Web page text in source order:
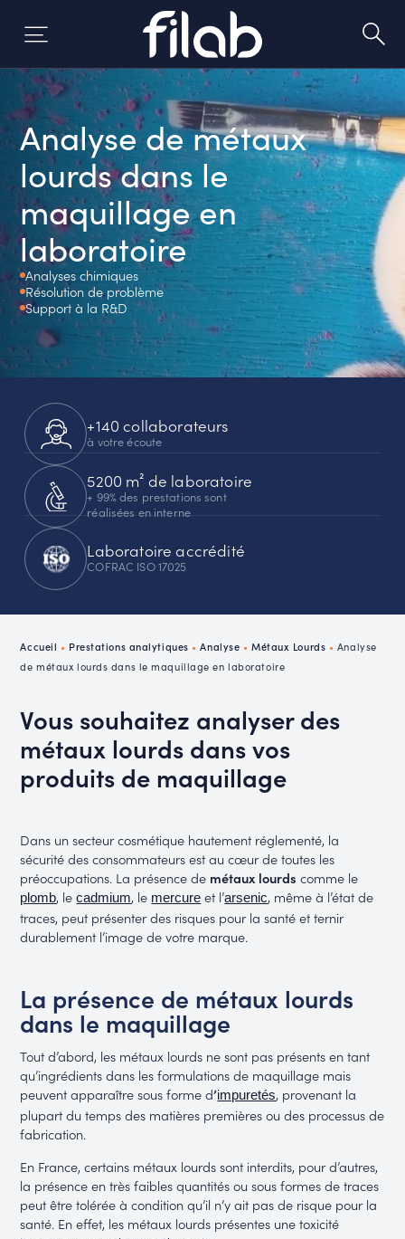
Analyse de métaux
lourds dans le
maquillage en
laboratoire
Analyses chimiques
Résolution de problème
Support à la R&D
+140 collaborateurs
à votre écoute
5200 m² de laboratoire
+ 99% des prestations sont
réalisées en interne
Laboratoire accrédité
COFRAC ISO 17025
Accueil • Prestations analytiques •Analyse • Métaux Lourds • Analyse
de métaux lourds dans le maquillage en laboratoire
Vous souhaitez analyser des
métaux lourds dans vos
produits de maquillage
Dans un secteur cosmétique hautement réglementé, la
sécurité des consommateurs est au cœur de toutes les
préoccupations. La présence de métaux lourds comme le
plomb, lecadmium, le mercure et l’arsenic, même à l’état de
traces, peut présenter des risques pour la santé et ternir
durablement l’image de votre marque.
La présence de métaux lourds
dans le maquillage
Tout d’abord, les métaux lourds ne sont pas présents en tant
qu’ingrédients dans les formulations de maquillage mais
peuvent apparaître sous forme d’impuretés, provenant la
plupart du temps des matières premières ou des processus de
fabrication.
En France, certains métaux lourds sont interdits, pour d’autres,
la présence en très faibles quantités ou sous formes de traces
peut être tolérée à condition qu’il n’y ait pas de risque pour la
santé. En effet, les métaux lourds présentes une toxicité